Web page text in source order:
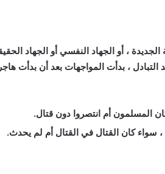
، أو الجهاد النفسي أو الجهاد
التبادل ، بدأت المواجهات بعد أن بدأت
المسلمون أم انتصروا دون قتال.
سواء كان القتال في القتال أم لم يحدث.